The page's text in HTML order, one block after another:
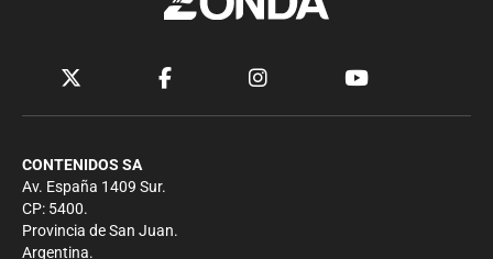
CONTENIDOS SA
Av. España 1409 Sur.
CP: 5400.
Provincia de San Juan.
Argentina.